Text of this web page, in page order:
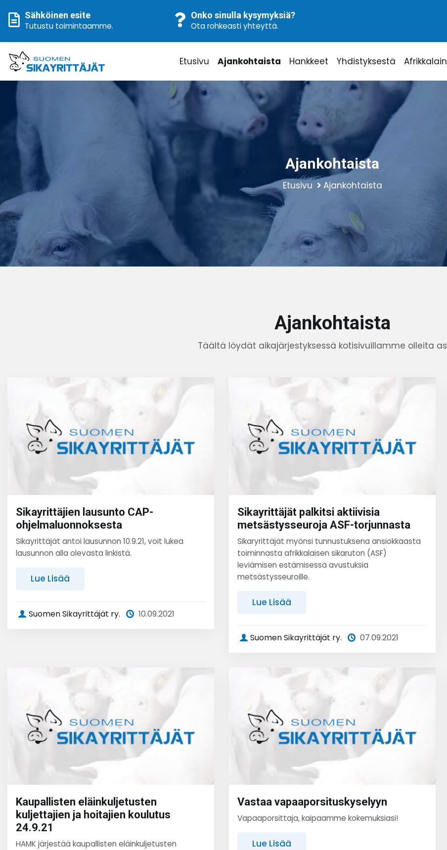
Sähköinen esite
Tutustu toimintaamme.
Onko sinulla kysymyksiä?
Ota rohkeasti yhteyttä.
Etusivu Ajankohtaista Hankkeet Yhdistyksestä
Ajankohtaista
Etusivu Ajankohtaista
Ajankohtaista
Täältä löydät aikajärjestyksessä kotisivuillamme olleita
Sikayrittäjien lausunto CAP-
ohjelmaluonnoksesta
Sikayrittäjät antoi lausunnon 10.9.21, voit lukea
lausunnon alla olevasta linkistä.
Lue Lisää
Suomen Sikayrittäjät ry. 10.09.2021
Sikayrittäjät palkitsi aktiivisia
metsästysseuroja ASF-torjunnasta
Sikaryrittäjät myönsi tunnustuksena ansiokkaasta
toiminnasta afrikkalaisen sikaruton (ASF)
leviämisen estämisessä avustuksia
metsästysseuroille.
Lue Lisää
Suomen Sikayrittäjät ry. 07.09.2021
Kaupallisten eläinkuljetusten
kuljettajien ja hoitajien koulutus
24.9.21
HAMK järjestää kaupallisten eläinkuljetusten
Vastaa vapaaporsituskyselyyn
Vapaaporsittaja, kaipaamme kokemuksiasi!
Lue Lisää